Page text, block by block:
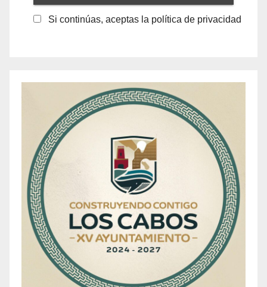
Si continúas, aceptas la política de privacidad